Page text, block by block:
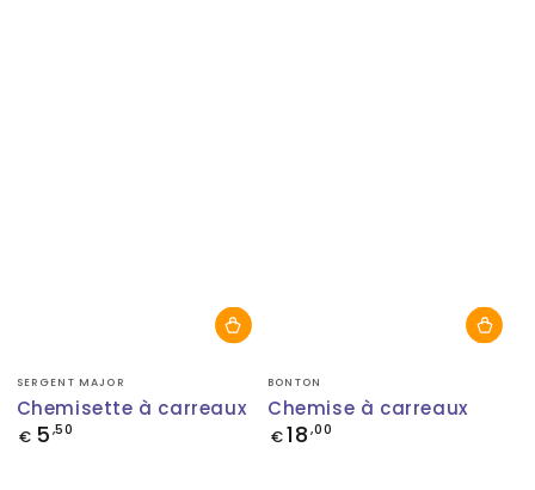
Fournisseur:
SERGENT MAJOR
Chemisette à carreaux
Prix
€ 5 ,50
Fournisseur:
BONTON
Chemise à carreaux
Prix
€18 ,00